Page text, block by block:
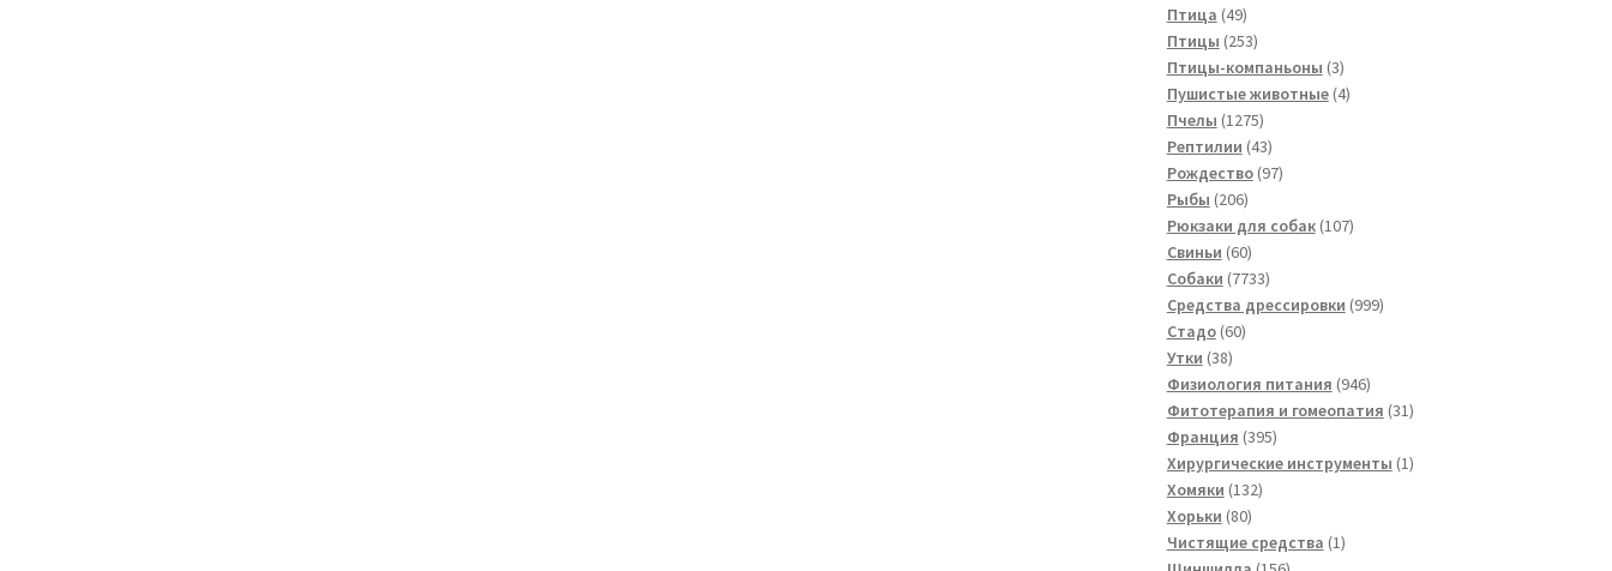
товара
Птица 4949
товаров
Птицы 253253
товара
Птицы-компаньоны 33
товара
Пушистые животные 44
Пчелы 12751275
товаров
Рептилии 4343
товара
Рождество 9797
Рыбы 206206
товаров
Рюкзаки для собак 107107
Свиньи 6060
товаров
Собаки 77337733
товара
Средства дрессировки 999999
Стадо 6060
Утки 3838
товаров
Физиология питания 946946
товаров
Фитотерапия и гомеопатия 3131
Франция 395395
товаров
Хирургические инструменты 11
Хомяки 132132
Хорьки 8080
товаров
Чистящие средства 11